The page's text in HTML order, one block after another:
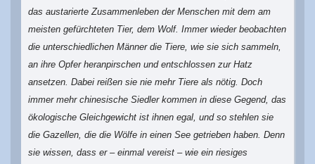
das austarierte Zusammenleben der Menschen mit dem am
meisten gefürchteten Tier, dem Wolf. Immer wieder beobachten
die unterschiedlichen Männer die Tiere, wie sie sich sammeln,
an ihre Opfer heranpirschen und entschlossen zur Hatz
ansetzen. Dabei reißen sie nie mehr Tiere als nötig. Doch
immer mehr chinesische Siedler kommen in diese Gegend, das
ökologische Gleichgewicht ist ihnen egal, und so stehlen sie
die Gazellen, die die Wölfe in einen See getrieben haben. Denn
sie wissen, dass er – einmal vereist – wie ein riesiges